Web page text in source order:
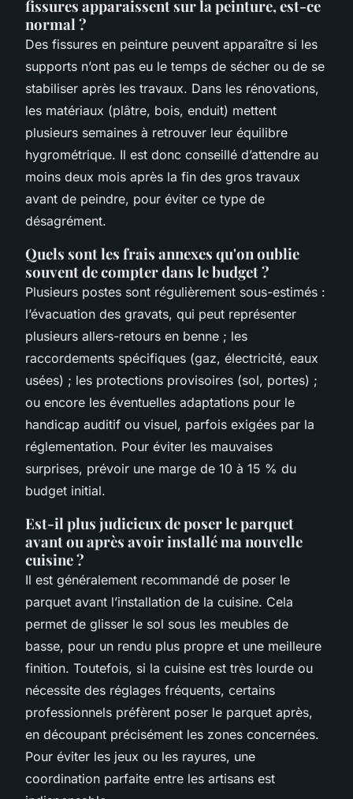
fissures apparaissent sur la peinture, est-ce
normal ?
Des fissures en peinture peuvent apparaître si les
supports n’ont pas eu le temps de sécher ou de se
stabiliser après les travaux. Dans les rénovations,
les matériaux (plâtre, bois, enduit) mettent
plusieurs semaines à retrouver leur équilibre
hygrométrique. Il est donc conseillé d’attendre au
moins deux mois après la fin des gros travaux
avant de peindre, pour éviter ce type de
désagrément.
Quels sont les frais annexes qu'on oublie
souvent de compter dans le budget ?
Plusieurs postes sont régulièrement sous-estimés :
l’évacuation des gravats, qui peut représenter
plusieurs allers-retours en benne ; les
raccordements spécifiques (gaz, électricité, eaux
usées) ; les protections provisoires (sol, portes) ;
ou encore les éventuelles adaptations pour le
handicap auditif ou visuel, parfois exigées par la
réglementation. Pour éviter les mauvaises
surprises, prévoir une marge de 10 à 15 % du
budget initial.
Est-il plus judicieux de poser le parquet
avant ou après avoir installé ma nouvelle
cuisine ?
Il est généralement recommandé de poser le
parquet avant l’installation de la cuisine. Cela
permet de glisser le sol sous les meubles de
basse, pour un rendu plus propre et une meilleure
finition. Toutefois, si la cuisine est très lourde ou
nécessite des réglages fréquents, certains
professionnels préfèrent poser le parquet après,
en découpant précisément les zones concernées.
Pour éviter les jeux ou les rayures, une
coordination parfaite entre les artisans est